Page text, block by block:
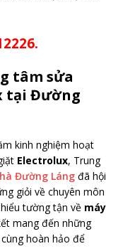
tâm sửa
tại Đường
kinh nghiệm hoạt
Electrolux, Trung
Đường Láng đã hội
giỏi về chuyên môn
tường tận về máy
mang đến những
hoàn hảo để